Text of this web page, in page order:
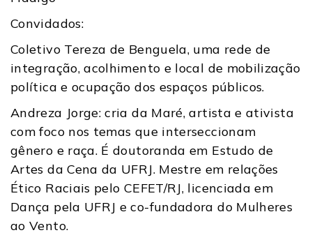
Convidados:
Coletivo Tereza de Benguela, uma rede de
integração, acolhimento e local de mobilização
política e ocupação dos espaços públicos.
Andreza Jorge: cria da Maré, artista e ativista
com foco nos temas que interseccionam
gênero e raça. É doutoranda em Estudo de
Artes da Cena da UFRJ. Mestre em relações
Ético Raciais pelo CEFET/RJ, licenciada em
Dança pela UFRJ e co-fundadora do Mulheres
ao Vento.